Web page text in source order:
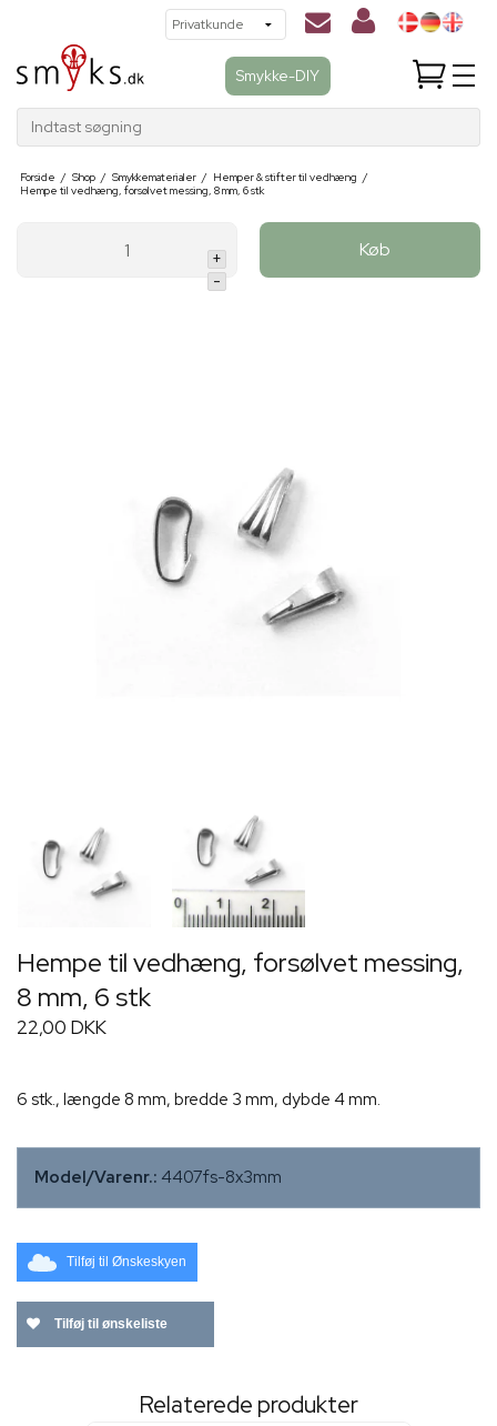
Smykke-DIY
Indtast søgning
Forside / Shop / Smykkematerialer / Hemper & stifter til vedhæng /
Hempe til vedhæng, forsølvet messing, 8 mm, 6 stk
+
-
Køb
Hempe til vedhæng, forsølvet messing,
8 mm, 6 stk
22,00 DKK
6 stk., længde 8 mm, bredde 3 mm, dybde 4 mm.
Model/Varenr.: 4407fs-8x3mm
Tilføj til Ønskeskyen
Tilføj til ønskeliste
Relaterede produkter